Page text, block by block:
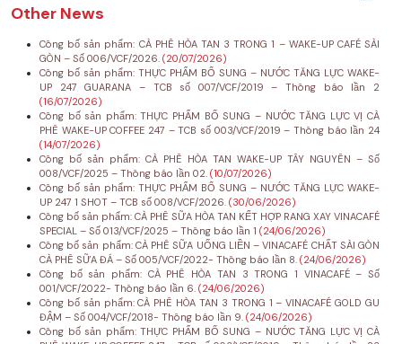
Other News
Công bố sản phẩm: CÀ PHÊ HÒA TAN 3 TRONG 1 – WAKE-UP CAFÉ SÀI
GÒN – Số 006/VCF/2026. (20/07/2026)
Công bố sản phẩm: THỰC PHẨM BỔ SUNG – NƯỚC TĂNG LỰC WAKE-
UP 247 GUARANA – TCB số 007/VCF/2019 – Thông báo lần 2
(16/07/2026)
Công bố sản phẩm: THỰC PHẨM BỔ SUNG – NƯỚC TĂNG LỰC VỊ CÀ
PHÊ WAKE-UP COFFEE 247 – TCB số 003/VCF/2019 – Thông báo lần 24
(14/07/2026)
Công bố sản phẩm: CÀ PHÊ HÒA TAN WAKE-UP TÂY NGUYÊN – Số
008/VCF/2025 – Thông báo lần 02. (10/07/2026)
Công bố sản phẩm: THỰC PHẨM BỔ SUNG – NƯỚC TĂNG LỰC WAKE-
UP 247 1 SHOT – TCB số 008/VCF/2026. (30/06/2026)
Công bố sản phẩm: CÀ PHÊ SỮA HÒA TAN KẾT HỢP RANG XAY VINACAFÉ
SPECIAL – Số 013/VCF/2025 – Thông báo lần 1 (24/06/2026)
Công bố sản phẩm: CÀ PHÊ SỮA UỐNG LIỀN – VINACAFÉ CHẤT SÀI GÒN
CÀ PHÊ SỮA ĐÁ – Số 005/VCF/2022- Thông báo lần 8. (24/06/2026)
Công bố sản phẩm: CÀ PHÊ HÒA TAN 3 TRONG 1 VINACAFÉ – Số
001/VCF/2022- Thông báo lần 6. (24/06/2026)
Công bố sản phẩm: CÀ PHÊ HÒA TAN 3 TRONG 1 – VINACAFÉ GOLD GU
ĐẬM – Số 004/VCF/2018- Thông báo lần 9. (24/06/2026)
Công bố sản phẩm: THỰC PHẨM BỔ SUNG – NƯỚC TĂNG LỰC VỊ CÀ